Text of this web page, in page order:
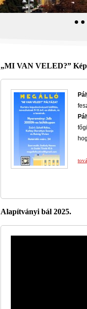
„MI VAN VELED?”
Alapítványi bál 2025.